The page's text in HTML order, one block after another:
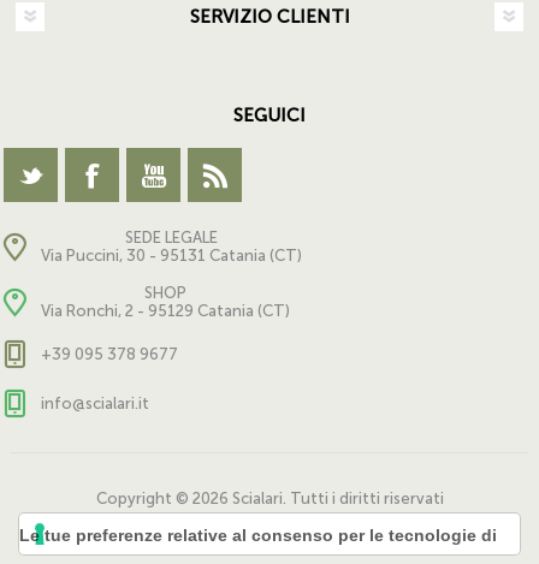
SERVIZIO CLIENTI
SEGUICI
SEDE LEGALE
Via Puccini, 30 - 95131 Catania (CT)
SHOP
Via Ronchi, 2 - 95129 Catania (CT)
+39 095 378 9677
info@scialari.it
Copyright © 2026 Scialari. Tutti i diritti riservati
Le tue preferenze relative al consenso per le tecnologie di